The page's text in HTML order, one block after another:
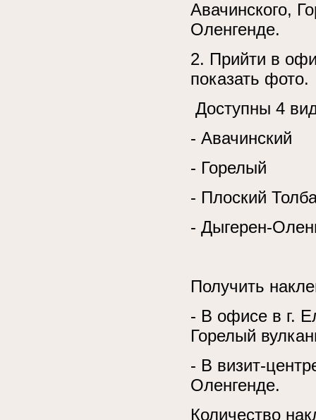
Авачинского,
Оленгенде.
2. Прийти в
показать фото.
Доступны 4
- Авачинский
- Горелый
- Плоский
- Дыгерен-
Получить
- В офисе в г.
Горелый
- В визит-
Оленгенде.
Количество